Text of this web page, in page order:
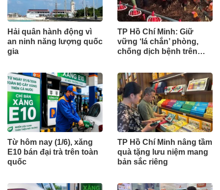
Hải quân hành động vì
an ninh năng lượng quốc
gia
TP Hồ Chí Minh: Giữ
vững ‘lá chắn’ phòng,
chống dịch bệnh trên
Từ hôm nay (1/6), xăng
E10 bán đại trà trên toàn
quốc
TP Hồ Chí Minh nâng tầm
quà tặng lưu niệm mang
bản sắc riêng